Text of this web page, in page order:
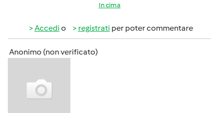
In cima
Accedi o registrati per poter commentare
Anonimo (non verificato)